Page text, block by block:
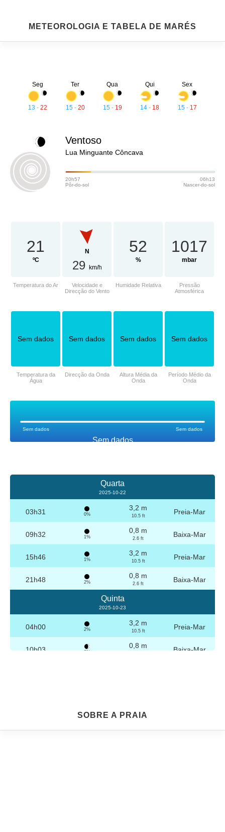
METEOROLOGIA E TABELA DE MARÉS
Lua Minguante Côncava
Ventoso
20h57
Pôr-do-sol
06h13
Nascer-do-sol
Seg
13 -22
Ter
15 - 20
Qua
15 - 19
Qui
14 - 18
Sex
15 - 17
21
ºC
Temperatura do Ar
N
29 km/h
Velocidade e
Direcção do Vento
52
%
Humidade Relativa
1017
mbar
Pressão
Atmosférica
Sem dados
Sem dados Sem dados
Sem dados
Temperatura da
Água
Sem dados
Direcção da Onda
Sem dados
Altura Média da
Onda
Sem dados
Período Médio da
Onda
Quarta
2025-10-22
03h31 0%
3,2 m
10.5 ft Preia-Mar
09h32 1%
0,8 m
2.6 ft Baixa-Mar
15h46 1%
3,2 m
10.5 ft Preia-Mar
21h48 2%
0,8 m
2.6 ft Baixa-Mar
Quinta
2025-10-23
04h00 2%
3,2 m
10.5 ft Preia-Mar
10h03 3%
0,8 m Baixa-Mar
Sexta
SOBRE A PRAIA